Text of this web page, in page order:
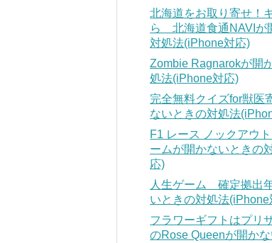
北海道をお取り寄せ！
ら 北海道食通NAVIが
対処法(iPhone対応)
Zombie Ragnarokが開
処法(iPhone対応)
完全無料クイズfor獣医
ないときの対処法
F1 レース ノックアウ
ームが開かないときの
応)
人生ゲーム 確定拠出
いときの対処法(iPhone
フラワーギフトはプリ
のRose Queenが開か